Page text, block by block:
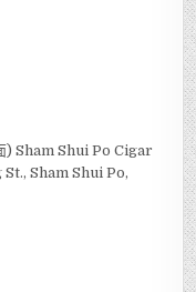
) Sham Shui Po Cigar
Sham Shui Po,